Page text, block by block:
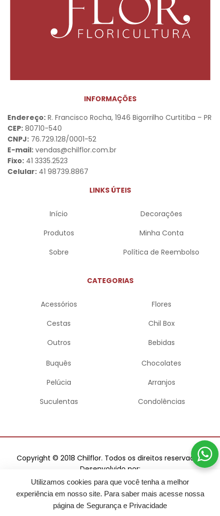
Utilizamos cookies para que você tenha a melhor
experiência em nosso site. Para saber mais acesse nossa
página de Segurança e Privacidade
INFORMAÇÕES
Endereço: R. Francisco Rocha, 1946 Bigorrilho Curtitiba – PR
CEP: 80710-540
CNPJ: 76.729.128/0001-52
E-mail: vendas@chilflor.com.br
Fixo: 41 3335.2523
Celular: 41 98739.8867
LINKS ÚTEIS
Início
Produtos
Sobre
Decorações
Minha Conta
Política de Reembolso
CATEGORIAS
Acessórios
Cestas
Outros
Flores
Chil Box
Bebidas
Buquês
Pelúcia
Suculentas
Chocolates
Arranjos
Condolências
Copyright © 2018 Chilflor. Todos os direitos reservados.
Desenvolvido por: